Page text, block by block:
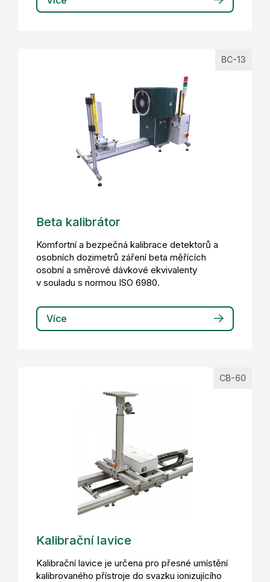
BC-13
Beta kalibrátor
Komfortní a bezpečná kalibrace detektorů a
osobních dozimetrů záření beta měřících
osobní a směrové dávkové ekvivalenty
v souladu s normou ISO 6980.
Více
CB-60
Kalibrační lavice
Kalibrační lavice je určena pro přesné umístění
kalibrovaného přístroje do svazku ionizujícího